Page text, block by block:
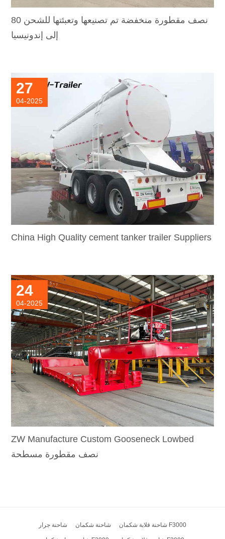
80 نصف مقطورة منخفضة تم تصنيعها وتعبئتها للشحن
إلى إندونيسيا
China High Quality cement tanker trailer Suppliers
27
04-2025
ZW Manufacture Custom Gooseneck Lowbed
نصف مقطورة مسطحة
24
04-2025
شاحنة جرار شاحنة شكمان شاحنة قلابة شكمان F3000